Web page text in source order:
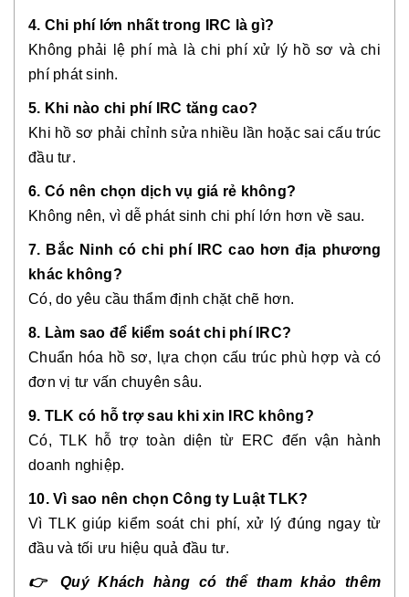
4. Chi phí lớn nhất trong IRC là gì?
Không phải lệ phí mà là chi phí xử lý hồ sơ và chi
phí phát sinh.
5. Khi nào chi phí IRC tăng cao?
Khi hồ sơ phải chỉnh sửa nhiều lần hoặc sai cấu trúc
đầu tư.
6. Có nên chọn dịch vụ giá rẻ không?
Không nên, vì dễ phát sinh chi phí lớn hơn về sau.
7. Bắc Ninh có chi phí IRC cao hơn địa phương
khác không?
Có, do yêu cầu thẩm định chặt chẽ hơn.
8. Làm sao để kiểm soát chi phí IRC?
Chuẩn hóa hồ sơ, lựa chọn cấu trúc phù hợp và có
đơn vị tư vấn chuyên sâu.
9. TLK có hỗ trợ sau khi xin IRC không?
Có, TLK hỗ trợ toàn diện từ ERC đến vận hành
doanh nghiệp.
10. Vì sao nên chọn Công ty Luật TLK?
Vì TLK giúp kiểm soát chi phí, xử lý đúng ngay từ
đầu và tối ưu hiệu quả đầu tư.
👉
Quý Khách hàng có thể tham khảo thêm